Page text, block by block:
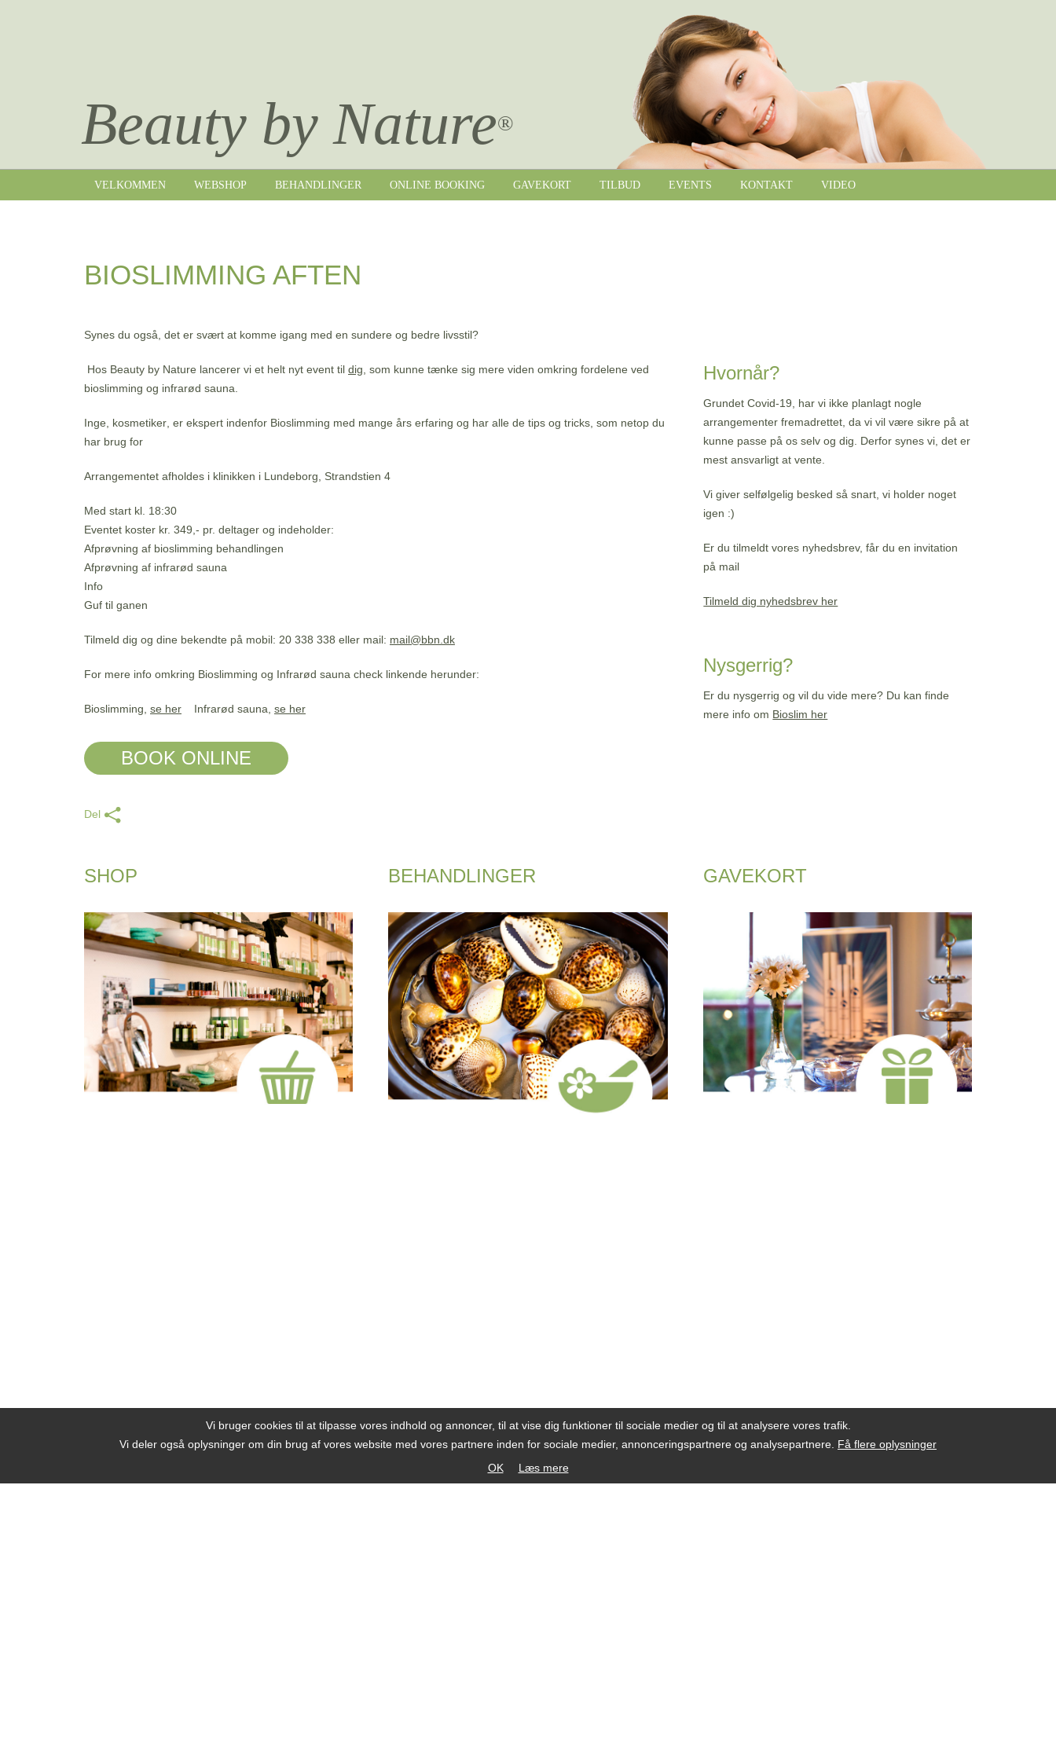
Beauty by Nature®
VELKOMMEN WEBSHOP BEHANDLINGER ONLINE BOOKING GAVEKORT TILBUD EVENTS KONTAKT VIDEO
BIOSLIMMING AFTEN
Synes du også, det er svært at komme igang med en sundere og bedre livsstil?
Hos Beauty by Nature lancerer vi et helt nyt event til dig , som kunne tænke sig mere viden omkring fordelene ved
bioslimming og infrarød sauna.
Inge, kosmetiker , er ekspert indenfor Bioslimming med mange års erfaring og har alle de tips og tricks, som netop du
har brug for
Arrangementet afholdes i klinikken i Lundeborg, Strandstien 4
Med start kl. 18:30
Eventet koster kr. 349,- pr. deltager og indeholder:
Afprøvning af bioslimming behandlingen
Afprøvning af infrarød sauna
Info
Guf til ganen
Tilmeld dig og dine bekendte på mobil: 20 338 338 eller mail: mail@bbn.dk
For mere info omkring Bioslimming og Infrarød sauna check linkende herunder:
Bioslimming, se her Infrarød sauna, se her
BOOK ONLINE
Del
Hvornår?
Grundet Covid-19, har vi ikke planlagt nogle
arrangementer fremadrettet, da vi vil være sikre på at
kunne passe på os selv og dig. Derfor synes vi, det er
mest ansvarligt at vente.
Vi giver selfølgelig besked så snart, vi holder noget
igen :)
Er du tilmeldt vores nyhedsbrev, får du en invitation
på mail
Tilmeld dig nyhedsbrev her
Nysgerrig?
Er du nysgerrig og vil du vide mere? Du kan finde
mere info om Bioslim her
SHOP BEHANDLINGER GAVEKORT
Vi bruger cookies til at tilpasse vores indhold og annoncer, til at vise dig funktioner til sociale medier og til at analysere vores trafik.
Vi deler også oplysninger om din brug af vores website med vores partnere inden for sociale medier, annonceringspartnere og analysepartnere. Få flere oplysninger
OK
Læs mere